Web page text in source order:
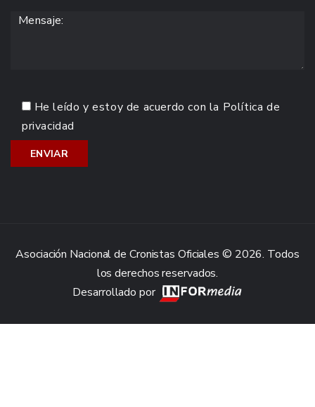
He leído y estoy de acuerdo con la Política de
privacidad
Asociación Nacional de Cronistas Oficiales © 2026. Todos
los derechos reservados.
Desarrollado por